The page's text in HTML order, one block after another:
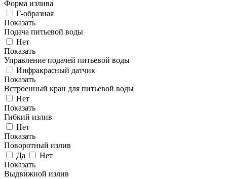
Форма излива
Г-образная
Показать
Подача питьевой воды
Нет
Показать
Управление подачей питьевой воды
Инфракрасный датчик
Показать
Встроенный кран для питьевой воды
Нет
Показать
Гибкий излив
Нет
Показать
Поворотный излив
Да
Нет
Показать
Выдвижной излив